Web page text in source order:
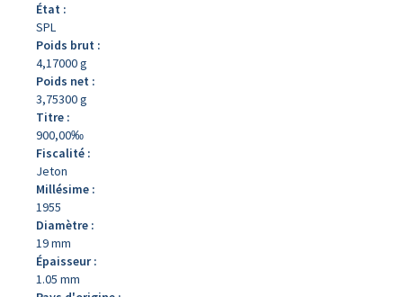
État :
SPL
Poids brut :
4,17000 g
Poids net :
3,75300 g
Titre :
900,00‰
Fiscalité :
Jeton
Millésime :
1955
Diamètre :
19 mm
Épaisseur :
1.05 mm